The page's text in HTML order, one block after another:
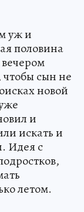
уж и
половина
чтобы сын не
новой
и
искать и
Идея с
летом.